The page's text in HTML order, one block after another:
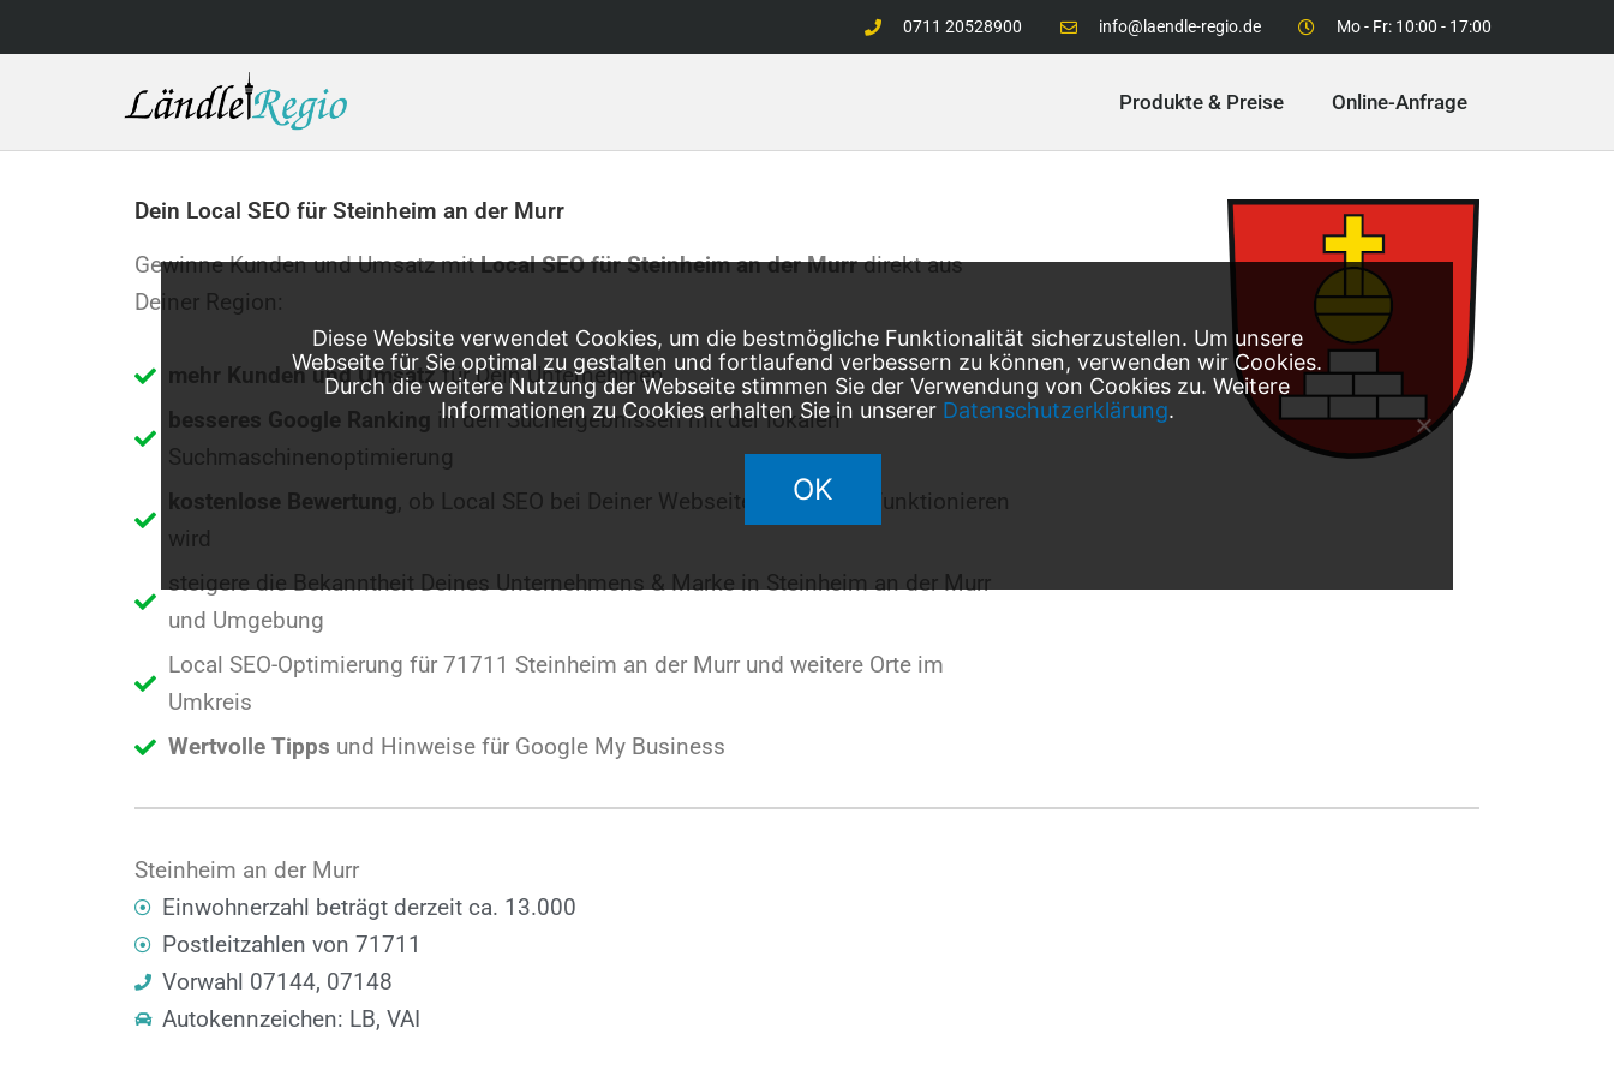
to
0711 20528900 info@laendle-regio.de Mo - Fr: 10:00 - 17:00
Produkte & Preise Online-Anfrage
Dein Local SEO für Steinheim an der Murr
Gewinne Kunden und Umsatz mitLocal SEO fürSteinheim an der Murrdirekt aus
Deiner Region:
mehr Kunden und Umsatzfür Dein Unternehmen
besseres Google Ranking in den Suchergebnissen mit der lokalen
Suchmaschinenoptimierung
kostenlose Bewertung , ob Local SEO bei Deiner Webseite erfolgreich funktionieren
wird
steigere die Bekanntheit Deines Unternehmens & Marke in Steinheim an der Murr
und Umgebung
Local SEO-Optimierung für 71711 Steinheim an der Murr und weitere Orte im
Umkreis
Wertvolle Tipps und Hinweise für Google My Business
Steinheim an der Murr
Einwohnerzahl beträgt derzeit ca. 13.000
Postleitzahlen von 71711
Vorwahl 07144, 07148
Autokennzeichen: LB, VAI
Diese Website verwendet Cookies, um die bestmögliche Funktionalität sicherzustellen. Um unsere
Webseite für Sie optimal zu gestalten und fortlaufend verbessern zu können, verwenden wir Cookies.
Durch die weitere Nutzung der Webseite stimmen Sie der Verwendung von Cookies zu. Weitere
Informationen zu Cookies erhalten Sie in unserer Datenschutzerklärung.
OK